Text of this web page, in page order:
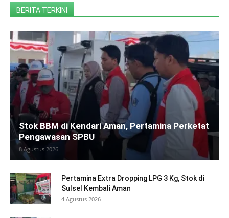
BERITA TERKINI
Stok BBM di Kendari Aman, Pertamina Perketat
Pengawasan SPBU
8 Agustus 2026
Pertamina Extra Dropping LPG 3 Kg, Stok di
Sulsel Kembali Aman
4 Agustus 2026